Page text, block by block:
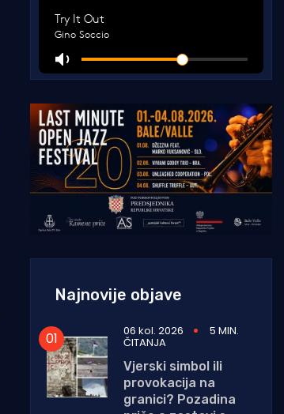
Najnovije objave
06 kol. 2026 5 MIN.
ČITANJA
Vjerski simbol ili
provokacija na
granici? Pozadina